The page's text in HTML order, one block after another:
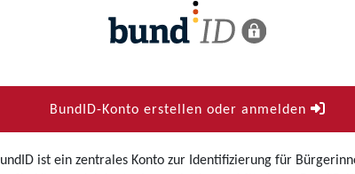
BundID-Konto erstellen oder anmelden
ist ein zentrales Konto zur Identifizierung für